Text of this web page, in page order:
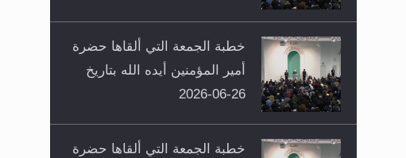
خطبة الجمعة التي ألقاها حضرة
أمير المؤمنين أيده الله بتاريخ
26-06-2026
خطبة الجمعة التي ألقاها حضرة